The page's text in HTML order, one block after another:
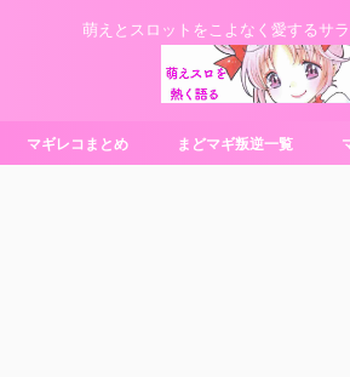
萌えとスロットをこよなく愛するサ
マギレコまとめ まどマギ叛逆一覧